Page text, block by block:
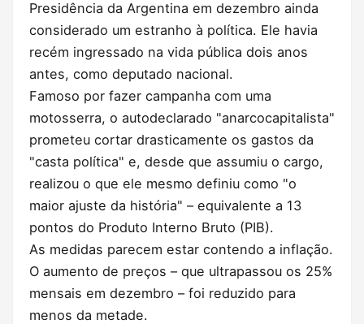
Presidência da Argentina em dezembro ainda
considerado um estranho à política. Ele havia
recém ingressado na vida pública dois anos
antes, como deputado nacional.
Famoso por fazer campanha com uma
motosserra, o autodeclarado "anarcocapitalista"
prometeu cortar drasticamente os gastos da
"casta política" e, desde que assumiu o cargo,
realizou o que ele mesmo definiu como "o
maior ajuste da história" – equivalente a 13
pontos do Produto Interno Bruto (PIB).
As medidas parecem estar contendo a inflação.
O aumento de preços – que ultrapassou os 25%
mensais em dezembro – foi reduzido para
menos da metade.